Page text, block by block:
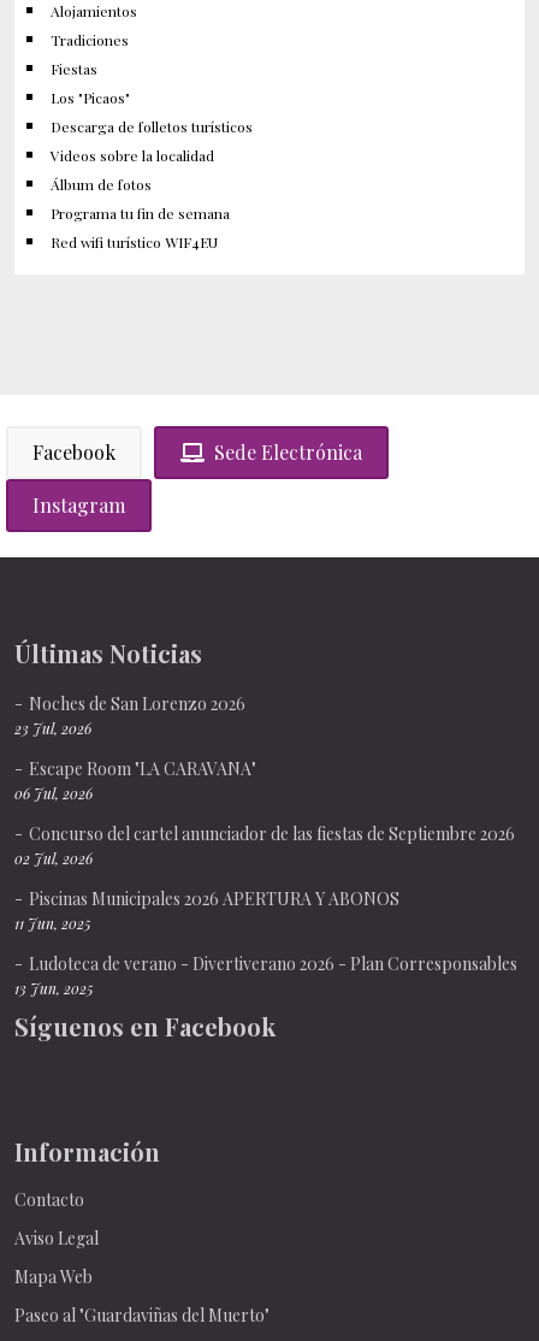
Alojamientos
Tradiciones
Fiestas
Los "Picaos"
Descarga de folletos turísticos
Videos sobre la localidad
Álbum de fotos
Programa tu fin de semana
Red wifi turístico WIF4EU
Facebook Sede Electrónica
Instagram
Últimas Noticias
Noches de San Lorenzo 2026
23 Jul, 2026
Escape Room "LA CARAVANA"
06 Jul, 2026
Concurso del cartel anunciador de las fiestas de Septiembre 2026
02 Jul, 2026
Piscinas Municipales 2026 APERTURA Y ABONOS
11 Jun, 2025
Ludoteca de verano - Divertiverano 2026 - Plan Corresponsables
13 Jun, 2025
Síguenos en Facebook
Información
Contacto
Aviso Legal
Mapa Web
Paseo al "Guardaviñas del Muerto"